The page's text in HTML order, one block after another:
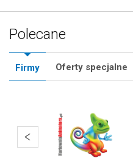
Polecane
Firmy Oferty specjalne